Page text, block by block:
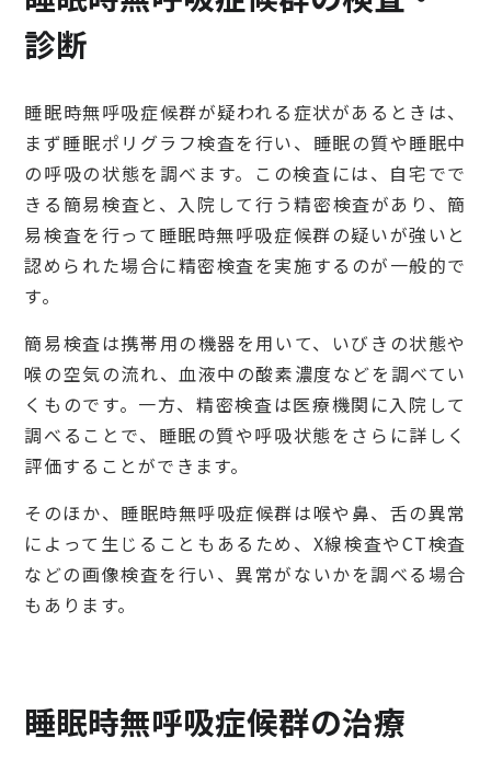
診断
睡眠時無呼吸症候群が疑われる症状があるときは、
まず睡眠ポリグラフ検査を行い、睡眠の質や睡眠中
の呼吸の状態を調べます。この検査には、自宅でで
きる簡易検査と、入院して行う精密検査があり、簡
易検査を行って睡眠時無呼吸症候群の疑いが強いと
認められた場合に精密検査を実施するのが一般的で
す。
簡易検査は携帯用の機器を用いて、いびきの状態や
喉の空気の流れ、血液中の酸素濃度などを調べてい
くものです。一方、精密検査は医療機関に入院して
調べることで、睡眠の質や呼吸状態をさらに詳しく
評価することができます。
そのほか、睡眠時無呼吸症候群は喉や鼻、舌の異常
によって生じることもあるため、X線検査やCT検査
などの画像検査を行い、異常がないかを調べる場合
もあります。
睡眠時無呼吸症候群の治療